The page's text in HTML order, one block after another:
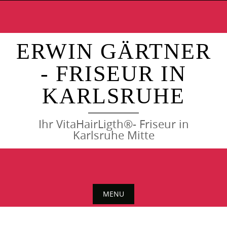
content
ERWIN GÄRTNER
- FRISEUR IN
KARLSRUHE
Ihr VitaHairLigth®- Friseur in
Karlsruhe Mitte
MENU